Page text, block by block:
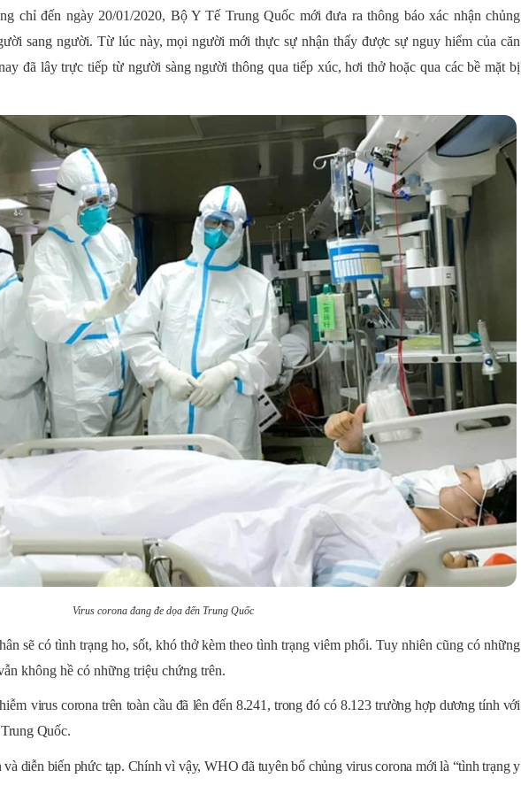
chỉ đến ngày 20/01/2020, Bộ Y Tế Trung Quốc mới đưa ra thông báo xác nhận chủng
sang người. Từ lúc này, mọi người mới thực sự nhận thấy được sự nguy hiểm của căn
đã lây trực tiếp từ người sàng người thông qua tiếp xúc, hơi thở hoặc qua các bề mặt bị
Virus corona đang đe dọa đến Trung Quốc
sẽ có tình trạng ho, sốt, khó thở kèm theo tình trạng viêm phổi. Tuy nhiên cũng có những
không hề có những triệu chứng trên.
virus corona trên toàn cầu đã lên đến 8.241, trong đó có 8.123 trường hợp dương tính với
Quốc.
diễn biến phức tạp. Chính vì vậy, WHO đã tuyên bố chủng virus corona mới là “tình trạng y